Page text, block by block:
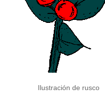
Ilustración de rusco